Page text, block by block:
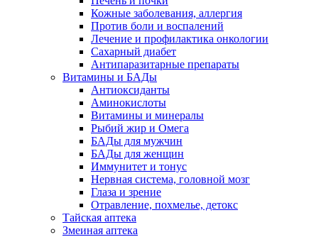
Кожные заболевания, аллергия
Против боли и воспалений
Лечение и профилактика онкологии
Сахарный диабет
Антипаразитарные препараты
Витамины и БАДы
Антиоксиданты
Аминокислоты
Витамины и минералы
Рыбий жир и Омега
БАДы для мужчин
БАДы для женщин
Иммунитет и тонус
Нервная система, головной мозг
Глаза и зрение
Отравление, похмелье, детокс
Тайская аптека
Змеиная аптека